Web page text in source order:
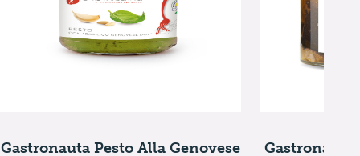
Gastronauta Pesto Alla Genovese